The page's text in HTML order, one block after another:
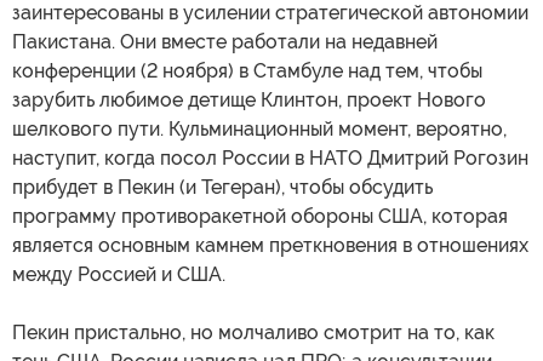
заинтересованы в усилении стратегической автономии
Пакистана. Они вместе работали на недавней
конференции (2 ноября) в Стамбуле над тем, чтобы
зарубить любимое детище Клинтон, проект Нового
шелкового пути. Кульминационный момент, вероятно,
наступит, когда посол России в НАТО Дмитрий Рогозин
прибудет в Пекин (и Тегеран), чтобы обсудить
программу противоракетной обороны США, которая
является основным камнем преткновения в отношениях
между Россией и США.
Пекин пристально, но молчаливо смотрит на то, как